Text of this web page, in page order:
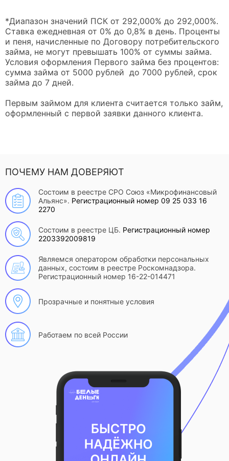
*Диапазон значений ПСК от 292,000% до 292,000%.
Ставка ежедневная от 0% до 0,8% в день. Проценты
и пеня, начисленные по Договору потребительского
займа, не могут превышать 100% от суммы займа.
Условия оформления Первого займа без процентов:
сумма займа от 5000 рублей до 7000 рублей, срок
займа до 7 дней.
Первым займом для клиента считается только займ,
оформленный с первой заявки данного клиента.
ПОЧЕМУ НАМ ДОВЕРЯЮТ
Состоим в реестре СРО Союз «Микрофинансовый
Альянс». Регистрационный номер 09 25 033 16
2270
Состоим в реестре ЦБ. Регистрационный номер
2203392009819
Являемся оператором обработки персональных
данных, состоим в реестре Роскомнадзора.
Регистрационный номер 16-22-014471
Прозрачные и понятные условия
Работаем по всей России